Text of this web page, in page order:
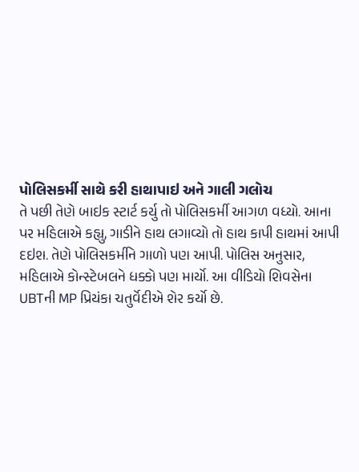
પોલિસકર્મી સાથે કરી હાથાપાઇ અને ગાલી ગલોચ
તે પછી તેણે બાઇક સ્ટાર્ટ કર્યુ તો પોલિસકર્મી આગળ વધ્યો. આના
પર મહિલાએ કહ્યુ, ગાડીને હાથ લગાવ્યો તો હાથ કાપી હાથમાં આપી
દઇશ. તેણે પોલિસકર્મીને ગાળો પણ આપી. પોલિસ અનુસાર,
મહિલાએ કોન્સ્ટેબલને ધક્કો પણ માર્યો. આ વીડિયો શિવસેના
UBTની MP પ્રિયંકા ચતુર્વેદીએ શેર કર્યો છે.